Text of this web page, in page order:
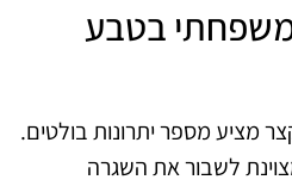
משפחתי בטבע
מציע מספר יתרונות בולטים.
לשבור את השגרה